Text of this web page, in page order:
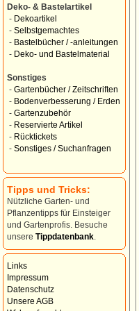
Deko- & Bastelartikel
- Dekoartikel
- Selbstgemachtes
- Bastelbücher / -anleitungen
- Deko- und Bastelmaterial
Sonstiges
- Gartenbücher / Zeitschriften
- Bodenverbesserung / Erden
- Gartenzubehör
- Reservierte Artikel
- Rücktickets
- Sonstiges / Suchanfragen
Tipps und Tricks:
Nützliche Garten- und
Pflanzentipps für Einsteiger
und Gartenprofis. Besuche
unsere Tippdatenbank
Links
Impressum
Datenschutz
Unsere AGB